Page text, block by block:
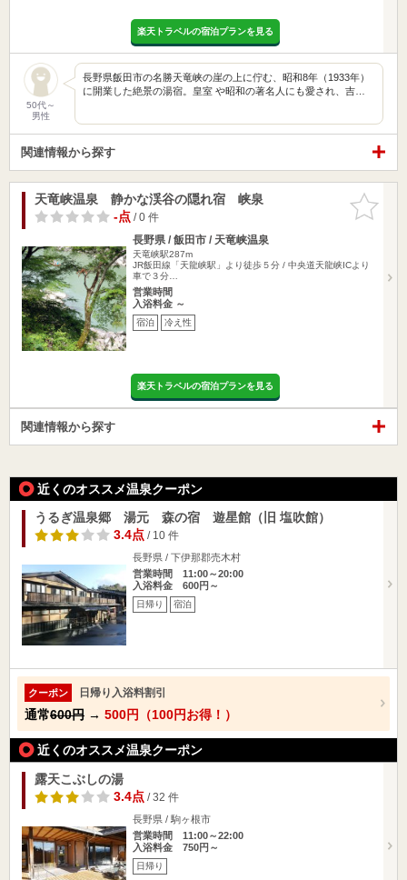
楽天トラベルの宿泊プランを見る
50代～
男性
長野県飯田市の名勝天竜峡の崖の上に佇む、昭和8年（1933年）
に開業した絶景の湯宿。皇室 や昭和の著名人にも愛され、吉…
関連情報から探す
お気に入
りに追加
天竜峡温泉 静かな渓谷の隠れ宿 峡泉
-点/ 0 件
長野県 / 飯田市 / 天竜峡温泉
天竜峡駅287m
JR飯田線「天龍峡駅」より徒歩５分 / 中央道天龍峡ICより
車で３分…
営業時間
入浴料金 ～
宿泊 冷え性
楽天トラベルの宿泊プランを見る
関連情報から探す
近くのオススメ温泉クーポン
うるぎ温泉郷 湯元 森の宿 遊星館（旧 塩吹館）
3.4点/ 10 件
長野県 / 下伊那郡売木村
営業時間 11:00～20:00
入浴料金 600円～
日帰り 宿泊
クーポン 日帰り入浴料割引
通常600円 → 500円（100円お得！）
近くのオススメ温泉クーポン
露天こぶしの湯
3.4点/ 32 件
長野県 / 駒ヶ根市
営業時間 11:00～22:00
入浴料金 750円～
日帰り